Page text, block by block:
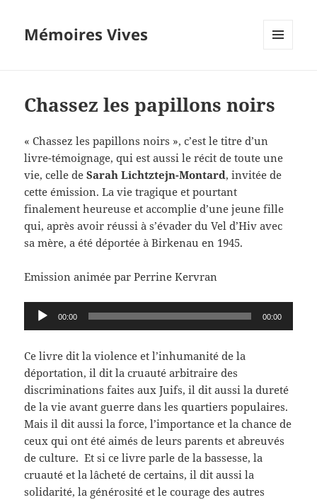
Mémoires Vives
Chassez les papillons noirs
« Chassez les papillons noirs », c’est le titre d’un
livre-témoignage, qui est aussi le récit de toute une
vie, celle de Sarah Lichtztejn-Montard, invitée de
cette émission. La vie tragique et pourtant
finalement heureuse et accomplie d’une jeune fille
qui, après avoir réussi à s’évader du Vel d’Hiv avec
sa mère, a été déportée à Birkenau en 1945.
Emission animée par Perrine Kervran
Lecteur
audio
00:00 00:00
Ce livre dit la violence et l’inhumanité de la
déportation, il dit la cruauté arbitraire des
discriminations faites aux Juifs, il dit aussi la dureté
de la vie avant guerre dans les quartiers populaires.
Mais il dit aussi la force, l’importance et la chance de
ceux qui ont été aimés de leurs parents et abreuvés
de culture. Et si ce livre parle de la bassesse, la
cruauté et la lâcheté de certains, il dit aussi la
solidarité, la générosité et le courage des autres